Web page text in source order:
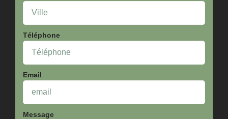
Téléphone
Email
Message